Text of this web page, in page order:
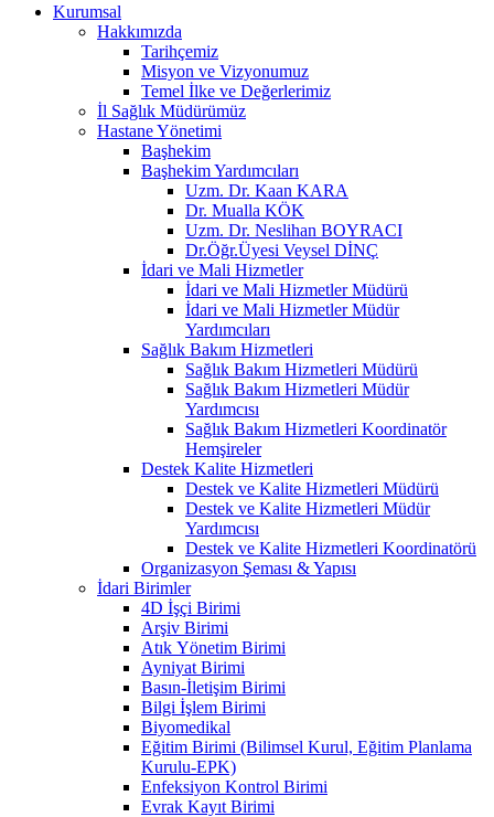
Kurumsal
Hakkımızda
Tarihçemiz
Misyon ve Vizyonumuz
Temel İlke ve Değerlerimiz
İl Sağlık Müdürümüz
Hastane Yönetimi
Başhekim
Başhekim Yardımcıları
Uzm. Dr. Kaan KARA
Dr. Mualla KÖK
Uzm. Dr. Neslihan BOYRACI
Dr.Öğr.Üyesi Veysel DİNÇ
İdari ve Mali Hizmetler
İdari ve Mali Hizmetler Müdürü
İdari ve Mali Hizmetler Müdür
Yardımcıları
Sağlık Bakım Hizmetleri
Sağlık Bakım Hizmetleri Müdürü
Sağlık Bakım Hizmetleri Müdür
Yardımcısı
Sağlık Bakım Hizmetleri Koordinatör
Hemşireler
Destek Kalite Hizmetleri
Destek ve Kalite Hizmetleri Müdürü
Destek ve Kalite Hizmetleri Müdür
Yardımcısı
Destek ve Kalite Hizmetleri Koordinatörü
Organizasyon Şeması & Yapısı
İdari Birimler
4D İşçi Birimi
Arşiv Birimi
Atık Yönetim Birimi
Ayniyat Birimi
Basın-İletişim Birimi
Bilgi İşlem Birimi
Biyomedikal
Eğitim Birimi (Bilimsel Kurul, Eğitim Planlama
Kurulu-EPK)
Enfeksiyon Kontrol Birimi
Evrak Kayıt Birimi